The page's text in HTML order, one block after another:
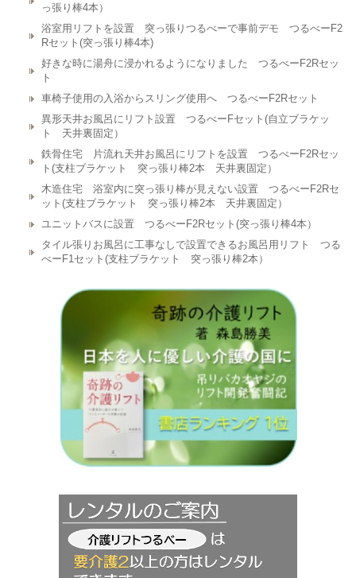
っ張り棒4本）
浴室用リフトを設置 突っ張りつるべーで事前デモ つるべーF2
Rセット(突っ張り棒4本)
好きな時に湯舟に浸かれるようになりました つるべーF2Rセッ
ト
車椅子使用の入浴からスリング使用へ つるべーF2Rセット
異形天井お風呂にリフト設置 つるべーFセット(自立ブラケッ
ト 天井裏固定）
鉄骨住宅 片流れ天井お風呂にリフトを設置 つるべーF2Rセッ
ト(支柱ブラケット 突っ張り棒2本 天井裏固定）
木造住宅 浴室内に突っ張り棒が見えない設置 つるべーF2Rセ
ット(支柱ブラケット 突っ張り棒2本 天井裏固定）
ユニットバスに設置 つるべーF2Rセット(突っ張り棒4本）
タイル張りお風呂に工事なしで設置できるお風呂用リフト つる
べーF1セット(支柱ブラケット 突っ張り棒2本）